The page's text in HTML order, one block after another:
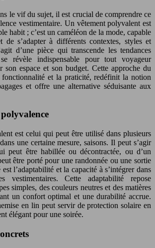
le vif du sujet, il est crucial de comprendre ce
vestimentaire. Un vêtement polyvalent est
habit ; c’est un caméléon de la mode, capable
de s’adapter à différents contextes, styles et
d’une pièce qui transcende les tendances
révèle indispensable pour tout voyageur
son espace et son budget. Cette approche du
et la praticité, redéfinit la notion
et offre une alternative séduisante aux
est celui qui peut être utilisé dans plusieurs
une certaine mesure, saisons. Il peut s’agir
peut être habillée ou décontractée, ou d’un
être porté pour une randonnée ou une sortie
l’adaptabilité et la capacité à s’intégrer dans
vestimentaires. Cette adaptabilité repose
simples, des couleurs neutres et des matières
un confort optimal et une durabilité accrue.
en lin peut servir de protection solaire en
élégant pour une soirée.